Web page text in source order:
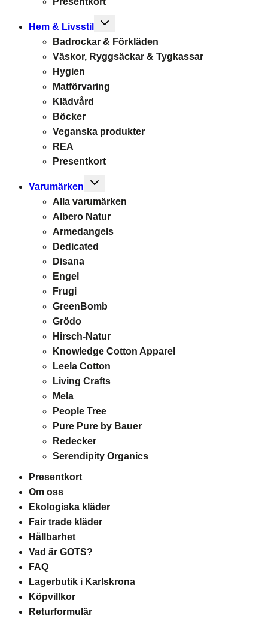
Hem & Livsstil
Toggle
menu
Badrockar & Förkläden
Väskor, Ryggsäckar & Tygkassar
Hygien
Matförvaring
Klädvård
Böcker
Veganska produkter
REA
Presentkort
Varumärken
Toggle
menu
Alla varumärken
Albero Natur
Armedangels
Dedicated
Disana
Engel
Frugi
GreenBomb
Grödo
Hirsch-Natur
Knowledge Cotton Apparel
Leela Cotton
Living Crafts
Mela
People Tree
Pure Pure by Bauer
Redecker
Serendipity Organics
Presentkort
Om oss
Ekologiska kläder
Fair trade kläder
Hållbarhet
Vad är GOTS?
FAQ
Lagerbutik i Karlskrona
Köpvillkor
Returformulär